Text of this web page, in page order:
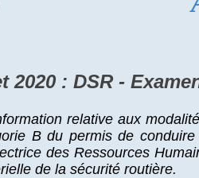
2020 : DSR -
relative aux
B du permis de
des Ressources
de la sécurité routière.